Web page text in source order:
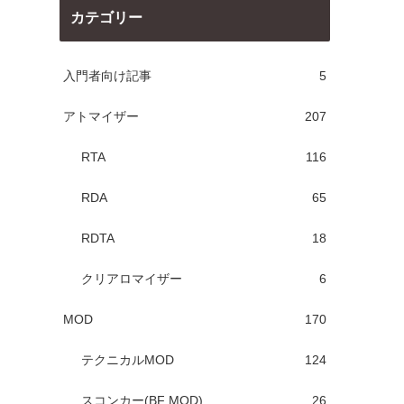
カテゴリー
入門者向け記事 5
アトマイザー 207
RTA 116
RDA 65
RDTA 18
クリアロマイザー 6
MOD 170
テクニカルMOD 124
スコンカー(BF MOD) 26